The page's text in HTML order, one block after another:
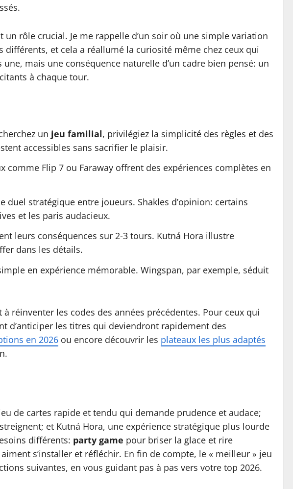
rôle crucial. Je me rappelle d’un soir où une simple variation
et cela a réallumé la curiosité même chez ceux qui
une, mais une conséquence naturelle d’un cadre bien pensé: un
à chaque tour.
un jeu familial, privilégiez la simplicité des règles et des
accessibles sans sacrifier le plaisir.
Flip 7 ou Faraway offrent des expériences complètes en
stratégique entre joueurs. Shakles d’opinion: certains
et les paris audacieux.
leurs conséquences sur 2-3 tours. Kutná Hora illustre
dans les détails.
en expérience mémorable. Wingspan, par exemple, séduit
réinventer les codes des années précédentes. Pour ceux qui
d’anticiper les titres qui deviendront rapidement des
en 2026 ou encore découvrir les plateaux les plus adaptés
de cartes rapide et tendu qui demande prudence et audace;
et Kutná Hora, une expérience stratégique plus lourde
différents: party game pour briser la glace et rire
s’installer et réfléchir. En fin de compte, le « meilleur » jeu
suivantes, en vous guidant pas à pas vers votre top 2026.